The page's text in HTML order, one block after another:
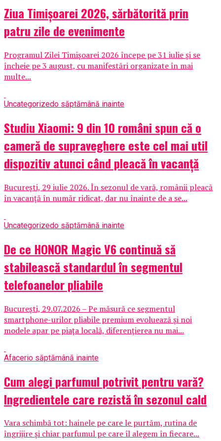
Ziua Timișoarei 2026, sărbătorită prin
patru zile de evenimente
Programul Zilei Timișoarei 2026 începe pe 31 iulie și se
încheie pe 3 august, cu manifestări organizate în mai
multe...
Uncategorizedo săptămână inainte
Studiu Xiaomi: 9 din 10 români spun că o
cameră de supraveghere este cel mai util
dispozitiv atunci când pleacă în vacanță
București, 29 iulie 2026. În sezonul de vară, românii pleacă
în vacanță în număr ridicat, dar nu înainte de a se...
Uncategorizedo săptămână inainte
De ce HONOR Magic V6 continuă să
stabilească standardul în segmentul
telefoanelor pliabile
București, 29.07.2026 – Pe măsură ce segmentul
smartphone-urilor pliabile premium evoluează și noi
modele apar pe piața locală, diferențierea nu mai...
Afacerio săptămână inainte
Cum alegi parfumul potrivit pentru vară?
Ingredientele care rezistă în sezonul cald
Vara schimbă tot: hainele pe care le purtăm, rutina de
îngrijire și chiar parfumul pe care îl alegem în fiecare...